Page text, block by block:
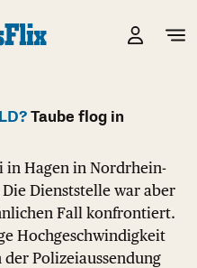
Taube flog in
in Hagen in Nordrhein-
Dienststelle war aber
Fall konfrontiert.
Hochgeschwindigkeit
Polizeiaussendung